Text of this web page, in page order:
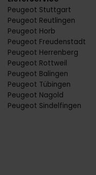
Peugeot Stuttgart
Peugeot Reutlingen
Peugeot Horb
Peugeot Freudenstadt
Peugeot Herrenberg
Peugeot Rottweil
Peugeot Balingen
Peugeot Tübingen
Peugeot Nagold
Peugeot Sindelfingen